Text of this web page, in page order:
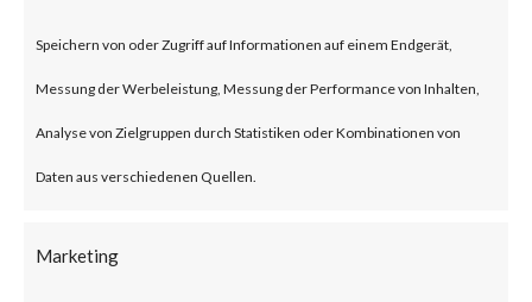
Speichern von oder Zugriff auf Informationen auf einem Endgerät,
Messung der Werbeleistung, Messung der Performance von Inhalten,
Analyse von Zielgruppen durch Statistiken oder Kombinationen von
Daten aus verschiedenen Quellen.
Marketing
the malware is executed before
the operating system and
traditional OS-based security
solutions start.Also, BlackLotus
advertised and sold in